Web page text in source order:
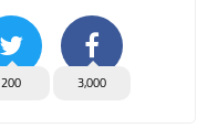
3,000
200